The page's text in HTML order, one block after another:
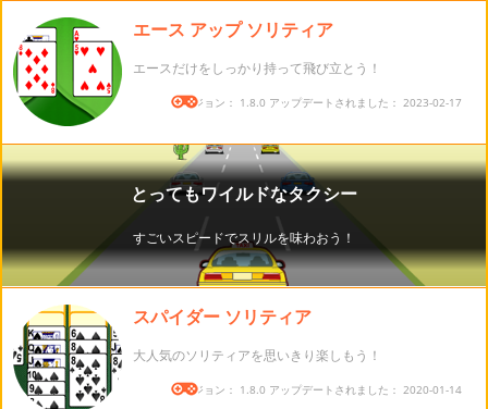
エース アップ ソリティア
エースだけをしっかり持って飛び立とう！
バージョン： 1.8.0 アップデートされました： 2023-02-17
スパイダー ソリティア
大人気のソリティアを思いきり楽しもう！
バージョン： 1.8.0 アップデートされました： 2020-01-14